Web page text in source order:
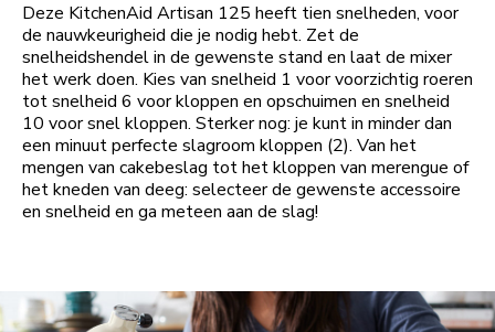
Deze KitchenAid Artisan 125 heeft tien snelheden, voor
de nauwkeurigheid die je nodig hebt. Zet de
snelheidshendel in de gewenste stand en laat de mixer
het werk doen. Kies van snelheid 1 voor voorzichtig roeren
tot snelheid 6 voor kloppen en opschuimen en snelheid
10 voor snel kloppen. Sterker nog: je kunt in minder dan
een minuut perfecte slagroom kloppen (2). Van het
mengen van cakebeslag tot het kloppen van merengue of
het kneden van deeg: selecteer de gewenste accessoire
en snelheid en ga meteen aan de slag!